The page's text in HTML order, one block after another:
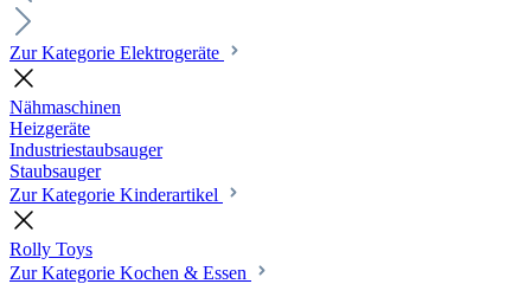
Zur Kategorie Elektrogeräte
Nähmaschinen
Heizgeräte
Industriestaubsauger
Staubsauger
Zur Kategorie Kinderartikel
Rolly Toys
Zur Kategorie Kochen & Essen